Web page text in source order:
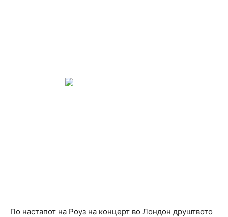
По настапот на Роуз на концерт во Лондон друштвото